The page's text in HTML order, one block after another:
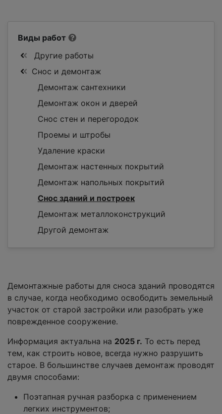
Виды работ
Другие работы
Снос и демонтаж
Демонтаж сантехники
Демонтаж окон и дверей
Снос стен и перегородок
Проемы и штробы
Удаление краски
Демонтаж настенных покрытий
Демонтаж напольных покрытий
Снос зданий и построек
Демонтаж металлоконструкций
Другой демонтаж
Демонтажные работы для сноса зданий проводятся
в случае, когда необходимо освободить земельный
участок от старой застройки или разобрать уже
поврежденное сооружение.
Информация актуальна на 2025 г. То есть перед
тем, как строить новое, всегда нужно разрушить
старое. В большинстве случаев демонтаж проводят
двумя способами:
Поэтапная ручная разборка с применением
легких инструментов;